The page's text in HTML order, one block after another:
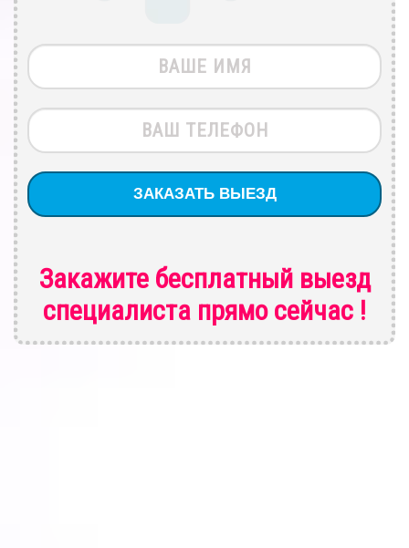
Закажите бесплатный выезд
специалиста прямо сейчас !